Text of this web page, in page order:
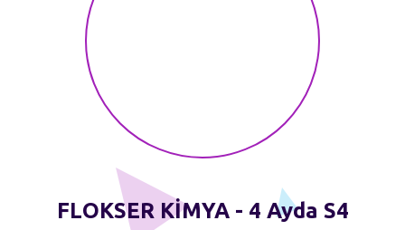
FLOKSER KİMYA - 4 Ayda S4